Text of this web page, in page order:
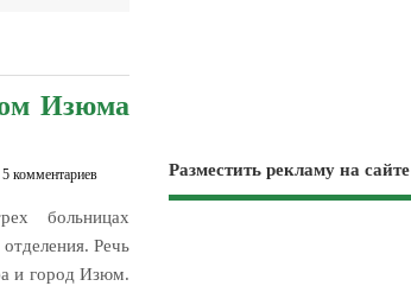
Изюма
5 комментариев
больницах
Речь
и город Изюм.
Разместить рекламу на сайте